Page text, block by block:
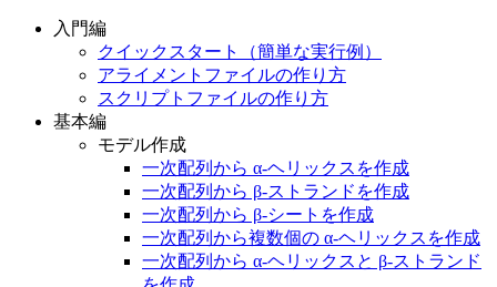
入門編
クイックスタート（簡単な実行例）
アライメントファイルの作り方
スクリプトファイルの作り方
基本編
モデル作成
一次配列から α-ヘリックスを作成
一次配列から β-ストランドを作成
一次配列から β-シートを作成
一次配列から複数個の α-ヘリックスを作成
一次配列から α-ヘリックスと β-ストランド